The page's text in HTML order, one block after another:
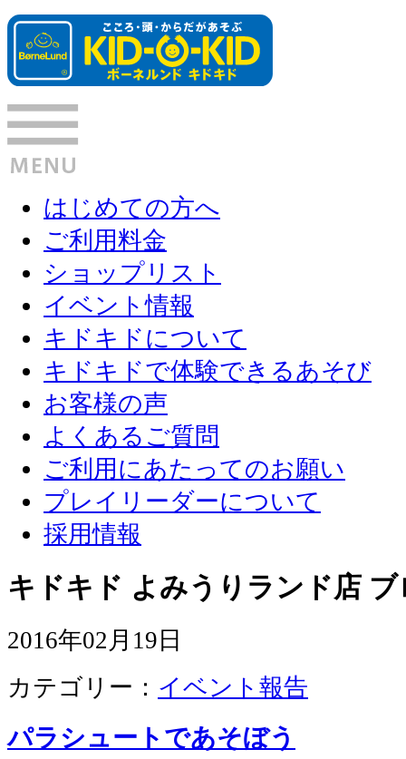
はじめての方へ
ご利用料金
ショップリスト
イベント情報
キドキドについて
キドキドで体験できるあそび
お客様の声
よくあるご質問
ご利用にあたってのお願い
プレイリーダーについて
採用情報
キドキド よみうりランド店 ブ
2016年02月19日
カテゴリー： イベント報告
パラシュートであそぼう